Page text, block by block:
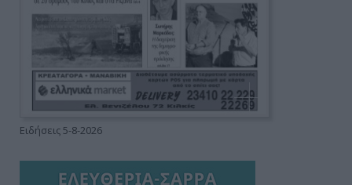
Ειδήσεις 5-8-2026